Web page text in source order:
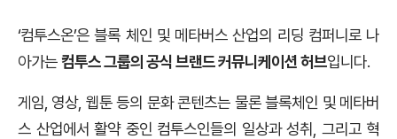
‘컴투스온’은 블록 체인 및 메타버스 산업의 리딩 컴퍼니로 나
아가는컴투스 그룹의 공식 브랜드 커뮤니케이션 허브입니다.
게임, 영상, 웹툰 등의 문화 콘텐츠는 물론 블록체인 및 메타버
스 산업에서 활약 중인 컴투스인들의 일상과 성취, 그리고 혁